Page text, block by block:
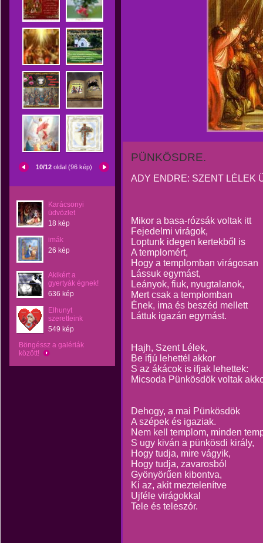
10/12 oldal (96 kép)
Karácsonyi
üdvözlet
18 kép
imák
26 kép
Akikért a
gyertyák égnek!
636 kép
Elhunyt
szeretteink
549 kép
Böngéssz a galériák
között!
PÜNKÖSDRE.
ADY ENDRE: SZENT LÉLEK
Mikor a basa-rózsák voltak itt
Fejedelmi virágok,
Loptunk idegen kertekből is
A templomért,
Hogy a templomban virágosan
Lássuk egymást,
Leányok, fiuk, nyugtalanok,
Mert csak a templomban
Ének, ima és beszéd mellett
Láttuk igazán egymást.
Hajh, Szent Lélek,
Be ifjú lehettél akkor
S az ákácok is ifjak lehettek:
Micsoda Pünkösdök voltak
Dehogy, a mai Pünkösdök
A szépek és igaziak.
Nem kell templom, minden
S ugy kiván a pünkösdi király,
Hogy tudja, mire vágyik,
Hogy tudja, zavarosból
Gyönyörűen kibontva,
Ki az, akit meztelenítve
Ujféle virágokkal
Tele és teleszór.